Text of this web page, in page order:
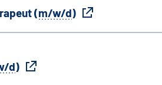
(m/w/d)
d)